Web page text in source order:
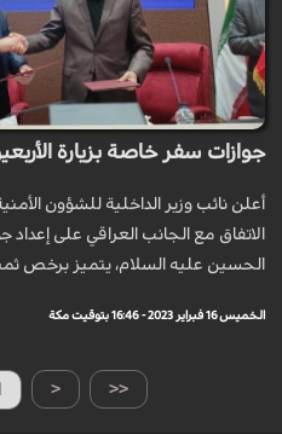
جوازات سفر خاصة بزيارة
أعلن نائب وزير الداخلية للشؤون
الاتفاق مع الجانب العراقي على إعداد
الحسين عليه السلام، يتميز برخص
الخميس 16 فبراير 2023 - 16:46 بتوقيت مكة
< <<